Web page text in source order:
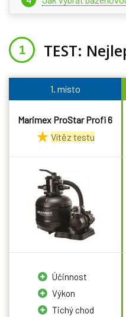
TEST:
1. místo
Marimex ProStar Profi 6
Vítěz testu
Účinnost
Výkon
Tichý chod